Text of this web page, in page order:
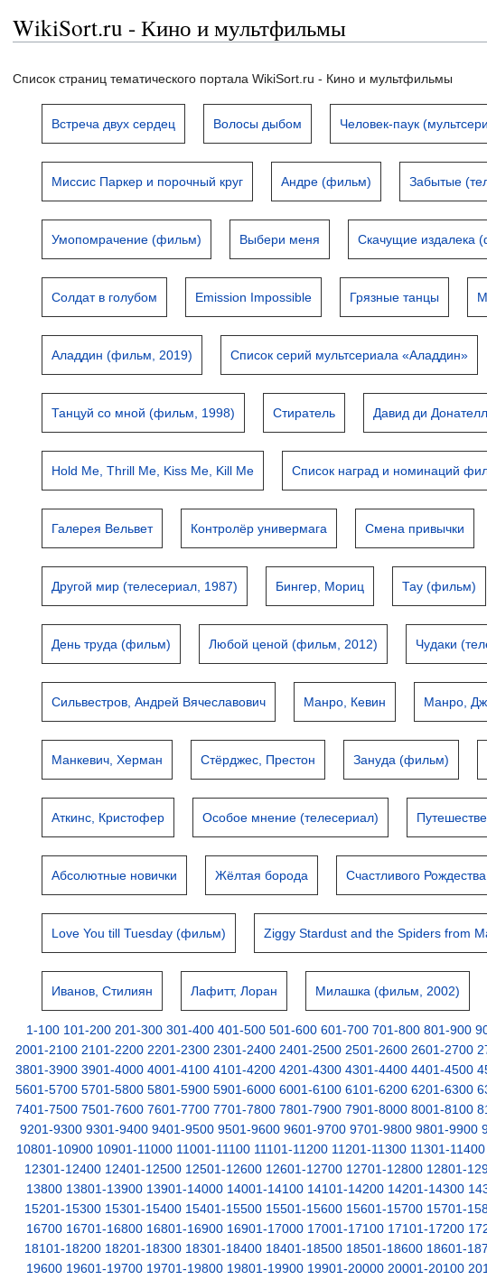
WikiSort.ru - Кино и мультфильмы
Список страниц тематического портала WikiSort.ru - Кино и мультфильмы
Встреча двух сердец Волосы дыбом Человек-паук
Миссис Паркер и порочный круг Андре (фильм) Забытые
Умопомрачение (фильм) Выбери меня Скачущие издалека
Солдат в голубом Emission Impossible Грязные танцы
Аладдин (фильм, 2019) Список серий мультсериала «Аладдин»
Танцуй со мной (фильм, 1998) Стиратель Давид ди
Hold Me, Thrill Me, Kiss Me, Kill Me Список наград и номинаций
Галерея Вельвет Контролёр универмага Смена привычки
Другой мир (телесериал, 1987) Бингер, Мориц Тау (фильм)
День труда (фильм) Любой ценой (фильм, 2012) Чудаки
Сильвестров, Андрей Вячеславович Манро, Кевин Манро,
Манкевич, Херман Стёрджес, Престон Зануда (фильм)
Аткинс, Кристофер Особое мнение (телесериал)
Абсолютные новички Жёлтая борода Счастливого
Love You till Tuesday (фильм) Ziggy Stardust and the Spiders from
Иванов, Стилиян Лафитт, Лоран Милашка (фильм, 2002)
1-100 101-200 201-300 301-400 401-500 501-600 601-700 701-800 801-900
2001-2100 2101-2200 2201-2300 2301-2400 2401-2500 2501-2600 2601-2700
3801-3900 3901-4000 4001-4100 4101-4200 4201-4300 4301-4400 4401-4500
5601-5700 5701-5800 5801-5900 5901-6000 6001-6100 6101-6200 6201-6300
7401-7500 7501-7600 7601-7700 7701-7800 7801-7900 7901-8000 8001-8100
9201-9300 9301-9400 9401-9500 9501-9600 9601-9700 9701-9800 9801-9900
10801-10900 10901-11000 11001-11100 11101-11200 11201-11300 11301-11400
12301-12400 12401-12500 12501-12600 12601-12700 12701-12800 12801-
13800 13801-13900 13901-14000 14001-14100 14101-14200 14201-14300
15201-15300 15301-15400 15401-15500 15501-15600 15601-15700 15701-
16700 16701-16800 16801-16900 16901-17000 17001-17100 17101-17200
18101-18200 18201-18300 18301-18400 18401-18500 18501-18600 18601-
19600 19601-19700 19701-19800 19801-19900 19901-20000 20001-20100